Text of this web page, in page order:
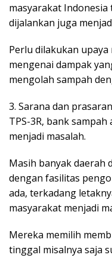
masyarakat
dijalankan juga
Perlu dilakukan
mengenai dampak
mengolah sampah
3. Sarana dan
TPS-3R, bank
menjadi masalah.
Masih banyak daerah
dengan fasilitas
ada, terkadang
masyarakat menjadi
Mereka memilih
tinggal misalnya saja